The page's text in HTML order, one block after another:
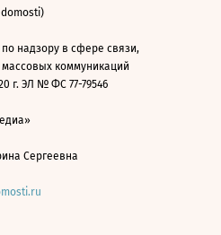
надзору в сфере связи,
коммуникаций
г. ЭЛ № ФС 77-79546
Сергеевна